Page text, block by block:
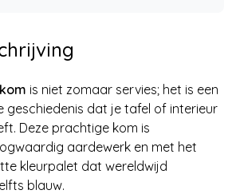
is niet zomaar servies; het is een
geschiedenis dat je tafel of interieur
Deze prachtige kom is
aardewerk en met het
kleurpalet dat wereldwijd
blauw.